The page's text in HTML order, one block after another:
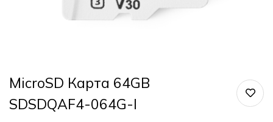
MicroSD Карта 64GB
SDSDQAF4-064G-I